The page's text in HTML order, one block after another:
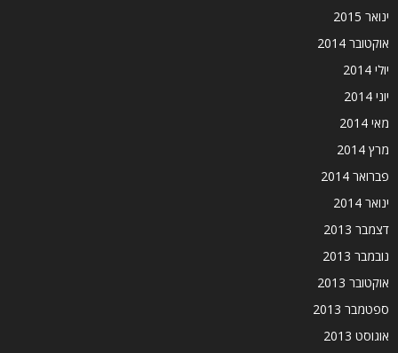
ינואר 2015
אוקטובר 2014
יולי 2014
יוני 2014
מאי 2014
מרץ 2014
פברואר 2014
ינואר 2014
דצמבר 2013
נובמבר 2013
אוקטובר 2013
ספטמבר 2013
אוגוסט 2013